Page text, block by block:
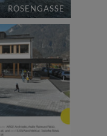
ROSENGASSE